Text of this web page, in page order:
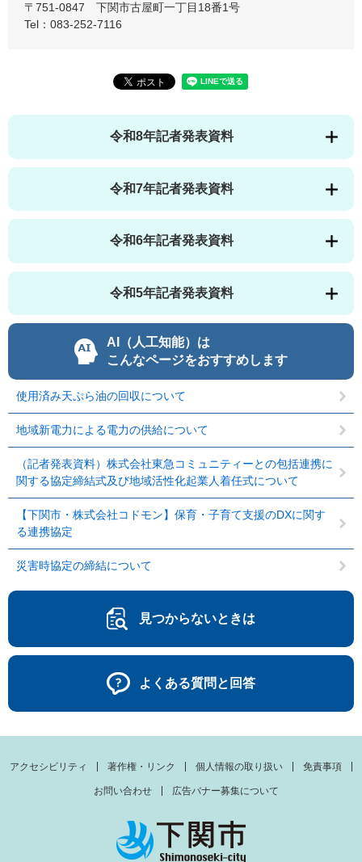
〒751-0847
下関市古屋町一丁目18番1号
Tel：083-252-7116
令和8年記者発表資料
令和7年記者発表資料
令和6年記者発表資料
令和5年記者発表資料
AI（人工知能）は
こんなページをおすすめします
使用済み天ぷら油の回収について
地域新電力による電力の供給について
（記者発表資料）株式会社東急コミュニティーとの包括連携に
関する協定締結式及び地域活性化起業人着任式について
【下関市・株式会社コドモン】保育・子育て支援のDXに関す
る連携協定
災害時協定の締結について
見つからないときは
よくある質問と回答
アクセシビリティ 著作権・リンク 個人情報の取り扱い 免責事項
お問い合わせ 広告バナー募集について